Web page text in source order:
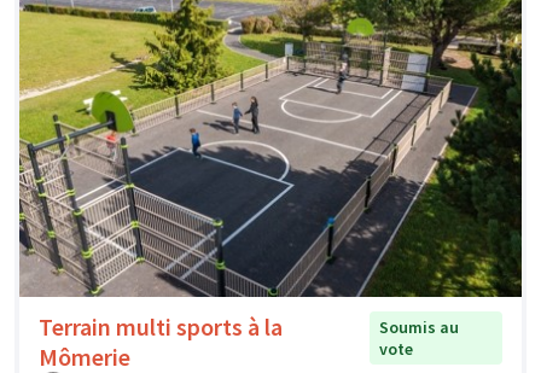
Terrain multi sports à la
Mômerie
Soumis au
vote